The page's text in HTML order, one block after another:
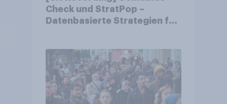
Check und StratPop –
Datenbasierte Strategien für